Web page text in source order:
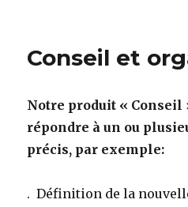
Conseil et
Notre produit « Conseil
répondre à un ou
précis, par exemple:
. Définition de la